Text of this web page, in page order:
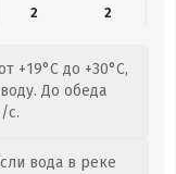
2 2
+19°C до +30°C,
До обеда
с.
вода в реке